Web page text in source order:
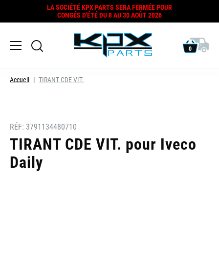
LA SOCIÉTÉ KPX PARTS SERA FERMÉE POUR
CONGÉS D'ÉTÉ DU 8 AU 30 AOÛT 2026
0
Accueil TIRANT CDE VIT.
RÉF: 3791134480710
TIRANT CDE VIT. pour Iveco
Daily